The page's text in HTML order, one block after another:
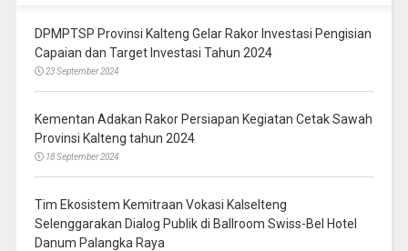
DPMPTSP Provinsi Kalteng Gelar Rakor Investasi Pengisian
Capaian dan Target Investasi Tahun 2024
23 September 2024
Kementan Adakan Rakor Persiapan Kegiatan Cetak Sawah
Provinsi Kalteng tahun 2024
18 September 2024
Tim Ekosistem Kemitraan Vokasi Kalselteng
Selenggarakan Dialog Publik di Ballroom Swiss-Bel Hotel
Danum Palangka Raya